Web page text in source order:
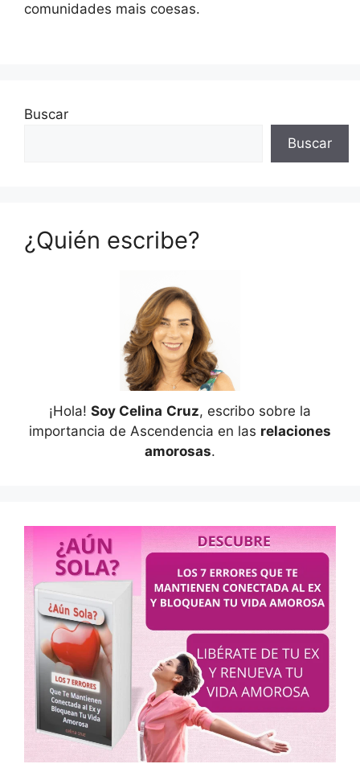
comunidades mais coesas.
Buscar
Buscar
¿Quién escribe?
¡Hola! Soy Celina Cruz, escribo sobre la
importancia de Ascendencia en las relaciones
amorosas.